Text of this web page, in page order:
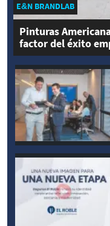
E&N BRANDLAB
Pinturas
factor del éxito